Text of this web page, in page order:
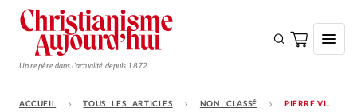
Un repère dans l'actualité depuis 1872
S'ABONNER
ACCUEIL TOUS LES ARTICLES NON CLASSÉ PIERRE VIRET, LE RÉFORMATEUR OUBLIÉ